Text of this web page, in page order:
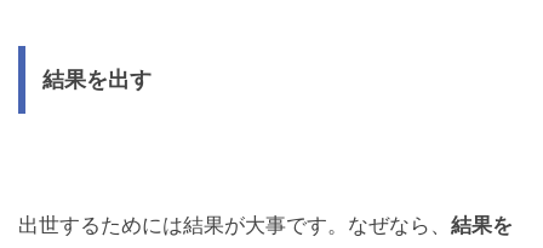
結果を出す
出世するためには結果が大事です。なぜなら、 結果を